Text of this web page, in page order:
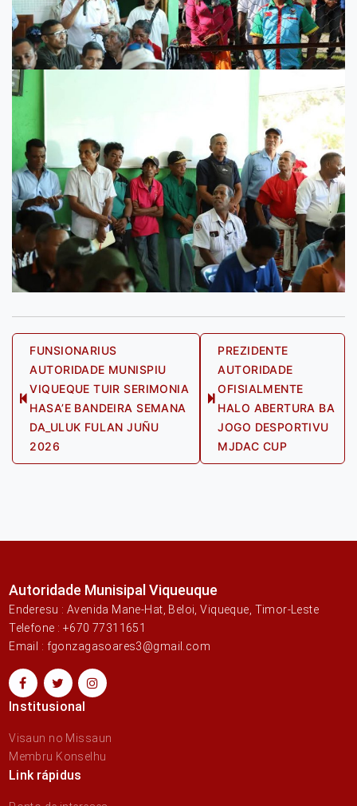
Post
navigation
Previous
post:
FUNSIONARIUS
AUTORIDADE MUNISPIU
VIQUEQUE TUIR SERIMONIA
HASA’E BANDEIRA SEMANA
DA_ULUK FULAN JUÑU
2026
Next
post:
PREZIDENTE
AUTORIDADE
OFISIALMENTE
HALO ABERTURA BA
JOGO DESPORTIVU
MJDAC CUP
Autoridade Munisipal Viqueuque
Enderesu : Avenida Mane-Hat, Beloi, Viqueque, Timor-Leste
Telefone : +670 77311651
Email : fgonzagasoares3@gmail.com
Institusional
Visaun no Missaun
Membru Konselhu
Link rápidus